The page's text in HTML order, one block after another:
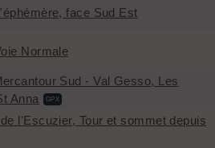
face Sud Est
Normale
Sud - Val Gesso, Les
Anna
GPX
l'Escuzier, Tour et sommet depuis